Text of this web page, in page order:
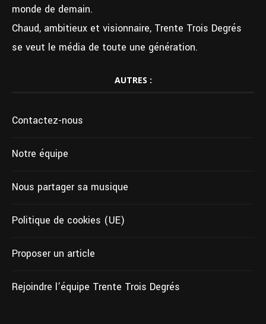
monde de demain.
Chaud, ambitieux et visionnaire, Trente Trois Degrés
se veut le média de toute une génération.
AUTRES :
Contactez-nous
Notre équipe
Nous partager sa musique
Politique de cookies (UE)
Proposer un article
Rejoindre l’équipe Trente Trois Degrés